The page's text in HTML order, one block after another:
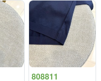
808811